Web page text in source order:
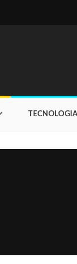
TECNOLOGIA